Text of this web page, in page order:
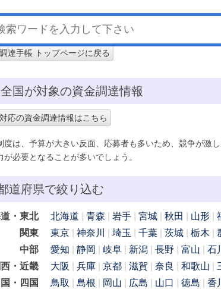
達手帳 トップページに戻る
全国が対象の資金調達情報
応の資金調達情報はこちら
度は、予算が大きい反面、応募者も多いため、競争が激
が必要となることが多いでしょう。
道府県で絞り込む
・東北 北海道 青森 岩手 宮城 秋田 山形
関東
東京 神奈川 埼玉 千葉 茨城 栃木
中部
愛知 静岡 岐阜 新潟 長野 富山 石川
・近畿
大阪 兵庫 京都 滋賀 奈良 和歌山
・四国
鳥取 島根 岡山 広島 山口 徳島 香川